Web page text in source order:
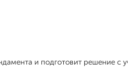
и подготовит решение с